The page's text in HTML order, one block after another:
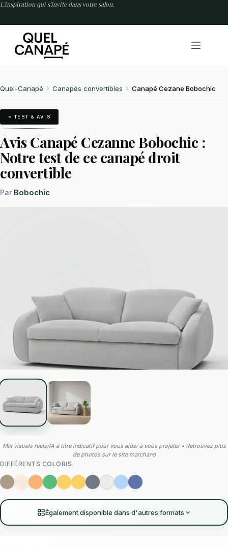
Passer
L'inspiration qui s'invite dans votre salon.
Quel-Canapé Canapés convertibles Canapé Cezane Bobochic
⭐ TEST & AVIS
Avis Canapé Cezanne Bobochic :
Notre test de ce canapé droit
convertible
Par Bobochic
Mix visuels réels/IA à titre indicatif pour vous aider à vous projeter • Retrouvez plus
de photos sur le site marchand
DIFFÉRENTS COLORIS
Également disponible dans d'autres formats